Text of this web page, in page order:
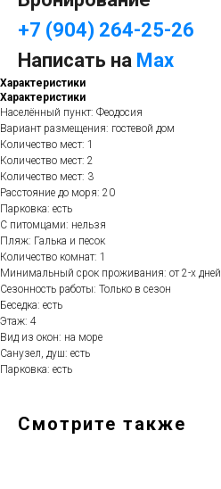
+7 (904) 264-25-26
Написать на Max
Характеристики
Характеристики
Населённый пункт: Феодосия
Вариант размещения: гостевой дом
Количество мест: 1
Количество мест: 2
Количество мест: 3
Расстояние до моря: 20
Парковка: есть
С питомцами: нельзя
Пляж: Галька и песок
Количество комнат: 1
Минимальный срок проживания: от 2-х дней
Сезонность работы: Только в сезон
Беседка: есть
Этаж: 4
Вид из окон: на море
Санузел, душ: есть
Парковка: есть
Смотрите также